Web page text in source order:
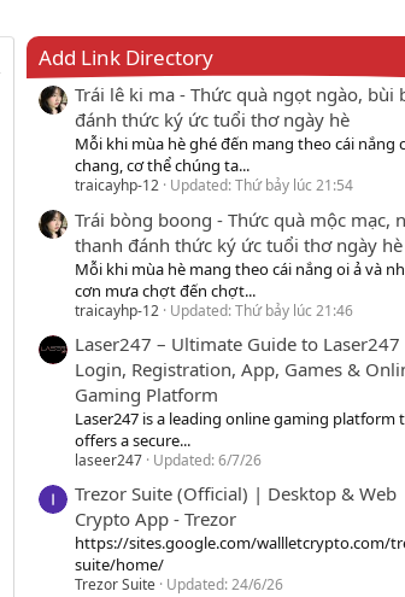
Add Link Directory
Trái lê ki ma - Thức quà ngọt ngào, bùi
đánh thức ký ức tuổi thơ ngày hè
Mỗi khi mùa hè ghé đến mang theo cái nắng
chang, cơ thể chúng ta...
traicayhp-12 Updated:Thứ bảy lúc 21:54
Trái bòng boong - Thức quà mộc mạc,
thanh đánh thức ký ức tuổi thơ ngày hè
Mỗi khi mùa hè mang theo cái nắng oi ả và
cơn mưa chợt đến chợt...
traicayhp-12 Updated:Thứ bảy lúc 21:46
Laser247 – Ultimate Guide to Laser247
Login, Registration, App, Games &
Gaming Platform
Laser247 is a leading online gaming platform
offers a secure...
laseer247 Updated:6/7/26
Trezor Suite (Official) | Desktop & Web
Crypto App - Trezor
https://sites.google.com/wallletcrypto.com/
suite/home/
Trezor Suite Updated:24/6/26